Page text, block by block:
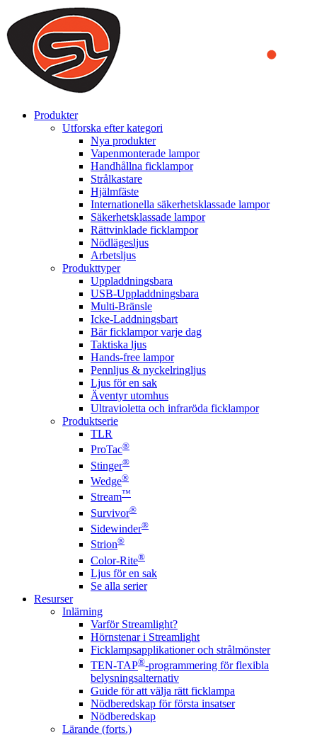
We use cookies to ensure that we provide you the best experience
on our website. By continuing to browse this website, you accept
that cookies are used to help us analyze how the website is used and
to offer you a better experience. To learn more or to find out how
you can disable cookies, you can access our
Produkter
Utforska efter kategori
Nya produkter
Vapenmonterade lampor
Handhållna ficklampor
Strålkastare
Hjälmfäste
Internationella säkerhetsklassade lampor
Säkerhetsklassade lampor
Rättvinklade ficklampor
Nödlägesljus
Arbetsljus
Produkttyper
Uppladdningsbara
USB-Uppladdningsbara
Multi-Bränsle
Icke-Laddningsbart
Bär ficklampor varje dag
Taktiska ljus
Hands-free lampor
Pennljus & nyckelringljus
Ljus för en sak
Äventyr utomhus
Ultravioletta och infraröda ficklampor
Produktserie
TLR
ProTac®
Stinger®
Wedge®
Stream™
Survivor®
Sidewinder®
Strion®
Color-Rite®
Ljus för en sak
Se alla serier
Resurser
Inlärning
Varför Streamlight?
Hörnstenar i Streamlight
Ficklampsapplikationer och strålmönster
TEN-TAP®-programmering för flexibla
belysningsalternativ
Guide för att välja rätt ficklampa
Nödberedskap för första insatser
Nödberedskap
Lärande (forts.)